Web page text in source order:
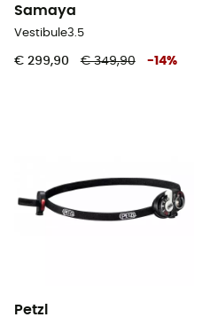
Samaya
Vestibule3.5
€ 299,90 € 349,90 -14%
Petzl